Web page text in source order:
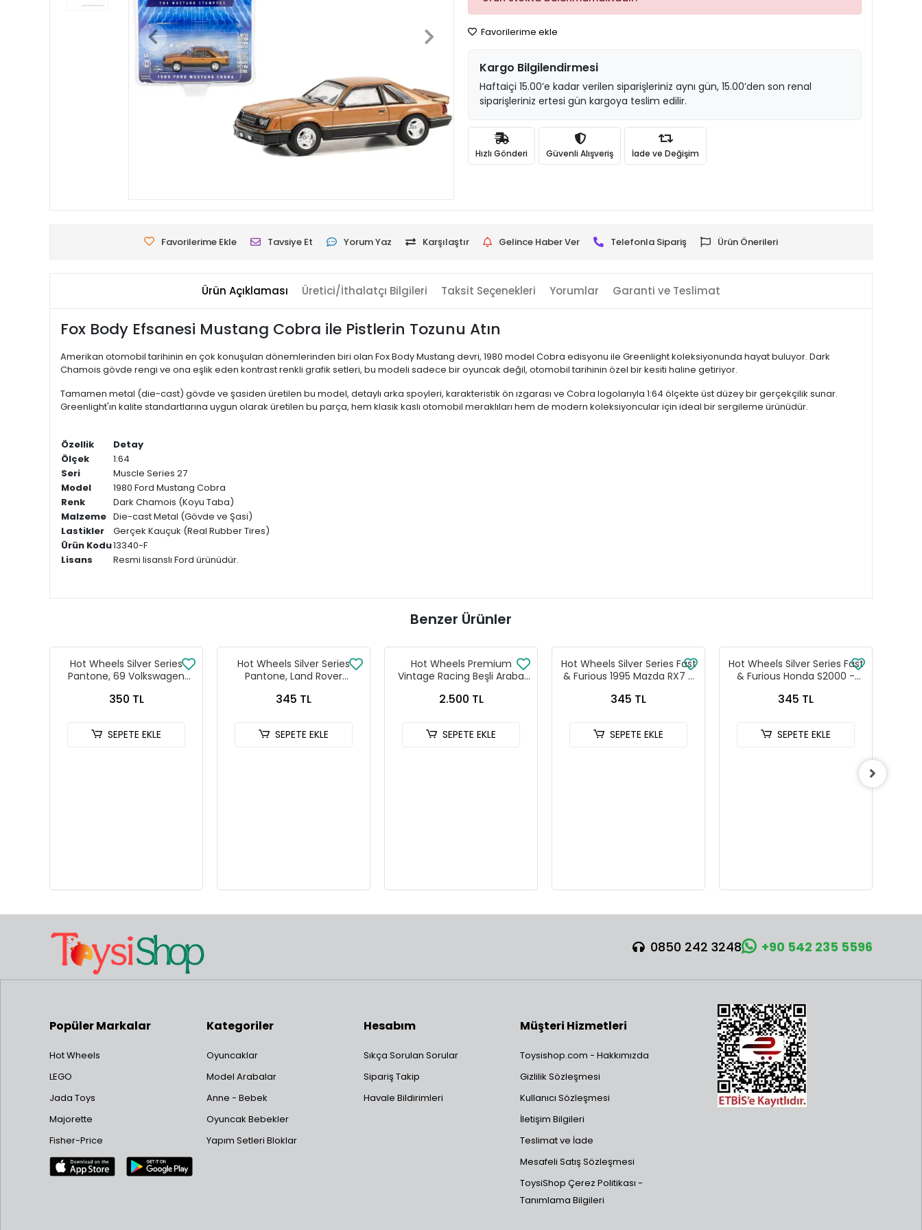
Favorilerime ekle
Kargo Bilgilendirmesi
Haftaiçi 15.00’e kadar verilen siparişleriniz aynı gün, 15.00’den son renal
siparişleriniz ertesi gün kargoya teslim edilir.
Hızlı Gönderi Güvenli Alışveriş İade ve Değişim
Favorilerime Ekle Tavsiye Et Yorum Yaz Karşılaştır Gelince Haber Ver Telefonla Sipariş Ürün Önerileri
Ürün Açıklaması Üretici/İthalatçı Bilgileri Taksit Seçenekleri Yorumlar Garanti ve Teslimat
Fox Body Efsanesi Mustang Cobra ile Pistlerin Tozunu Atın
Amerikan otomobil tarihinin en çok konuşulan dönemlerinden biri olan Fox Body Mustang devri, 1980 model Cobra edisyonu ile Greenlight koleksiyonunda hayat buluyor. Dark
Chamois gövde rengi ve ona eşlik eden kontrast renkli grafik setleri, bu modeli sadece bir oyuncak değil, otomobil tarihinin özel bir kesiti haline getiriyor.
Tamamen metal (die-cast) gövde ve şasiden üretilen bu model, detaylı arka spoyleri, karakteristik ön ızgarası ve Cobra logolarıyla 1:64 ölçekte üst düzey bir gerçekçilik sunar.
Greenlight'ın kalite standartlarına uygun olarak üretilen bu parça, hem klasik kaslı otomobil meraklıları hem de modern koleksiyoncular için ideal bir sergileme ürünüdür.
Özellik
Detay
Ölçek
1:64
Seri
Muscle Series 27
Model
1980 Ford Mustang Cobra
Renk
Dark Chamois (Koyu Taba)
Malzeme Die-cast Metal (Gövde ve Şasi)
Lastikler
Gerçek Kauçuk (Real Rubber Tires)
Ürün Kodu13340-F
Lisans
Resmi lisanslı Ford ürünüdür.
Benzer Ürünler
Hot Wheels Silver Series
Pantone, 69 Volkswagen
350 TL
SEPETE EKLE
Hot Wheels Silver Series
Pantone, Land Rover
345 TL
SEPETE EKLE
Hot Wheels Premium
Vintage Racing Beşli Araba
2.500 TL
SEPETE EKLE
Hot Wheels Silver Series Fast
& Furious 1995 Mazda RX7 -
345 TL
SEPETE EKLE
Hot Wheels Silver Series Fast
& Furious Honda S2000 -
345 TL
SEPETE EKLE
0850 242 3248 +90 542 235 5596
Popüler Markalar
Hot Wheels
LEGO
Jada Toys
Majorette
Fisher-Price
Kategoriler
Oyuncaklar
Model Arabalar
Anne - Bebek
Oyuncak Bebekler
Yapım Setleri Bloklar
Hesabım
Sıkça Sorulan Sorular
Sipariş Takip
Havale Bildirimleri
Müşteri Hizmetleri
Toysishop.com - Hakkımızda
Gizlilik Sözleşmesi
Kullanıcı Sözleşmesi
İletişim Bilgileri
Teslimat ve İade
Mesafeli Satış Sözleşmesi
ToysiShop Çerez Politikası -
Tanımlama Bilgileri